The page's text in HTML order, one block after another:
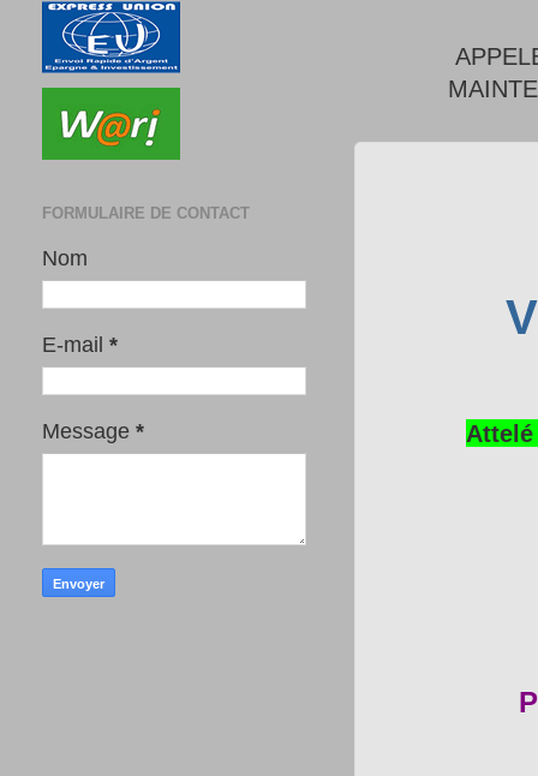
Attelé
FORMULAIRE DE CONTACT
Nom
E-mail *
Message *